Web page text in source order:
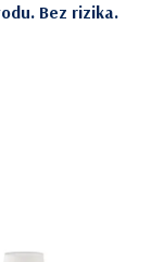
Bez rizika.